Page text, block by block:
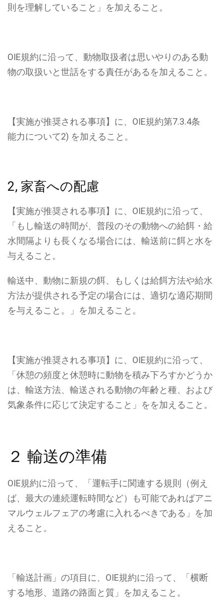
則を理解していること」を加えること。
OIE規約に沿って、動物取扱者は思いやりのある動
物の取扱いと世話をする責任があるを加えること。
【実施が推奨される事項】に、OIE規約第7.3.4条
能力について2) を加えること。
2, 家畜への配慮
【実施が推奨される事項】に、OIE規約に沿って、
「もし輸送の時間が、普段のその動物への給餌・給
水間隔よりも長くなる場合には、輸送前に餌と水を
与えること。
輸送中、動物に新規の餌、もしくは給餌方法や給水
方法が提供される予定の場合には、適切な適応期間
を与えること。」を加えること。
【実施が推奨される事項】に、OIE規約に沿って、
「休憩の頻度と休憩時に動物を積み下ろすかどうか
は、輸送方法、輸送される動物の年齢と種、および
気象条件に応じて決定すること」をを加えること。
２ 輸送の準備
OIE規約に沿って、「運転手に関連する規則（例え
ば、最大の連続運転時間など）も可能であればアニ
マルウェルフェアの考慮に入れるべきである」を加
えること。
「輸送計画」の項目に、OIE規約に沿って、「横断
する地形、道路の路面と質」を加えること。